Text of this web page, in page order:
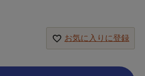
お気に入りに登録